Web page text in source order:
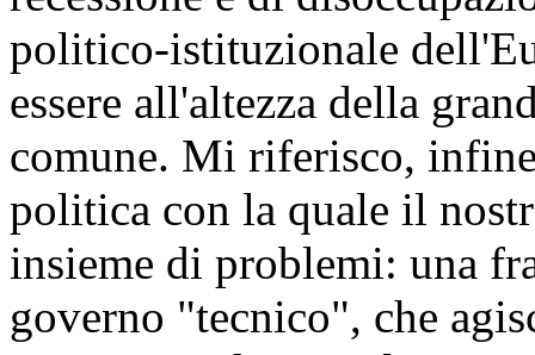
politico-istituzionale
essere all'altezza della
comune. Mi riferisco,
politica con la quale il
insieme di problemi: una
governo "tecnico", che